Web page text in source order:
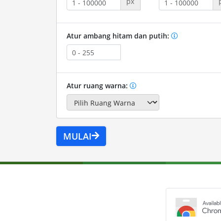
Atur ambang hitam dan putih:
Atur ruang warna:
MULAI